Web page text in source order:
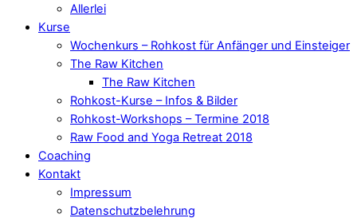
Allerlei
Kurse
Wochenkurs – Rohkost für Anfänger und Einsteiger
The Raw Kitchen
The Raw Kitchen
Rohkost-Kurse – Infos & Bilder
Rohkost-Workshops – Termine 2018
Raw Food and Yoga Retreat 2018
Coaching
Kontakt
Impressum
Datenschutzbelehrung